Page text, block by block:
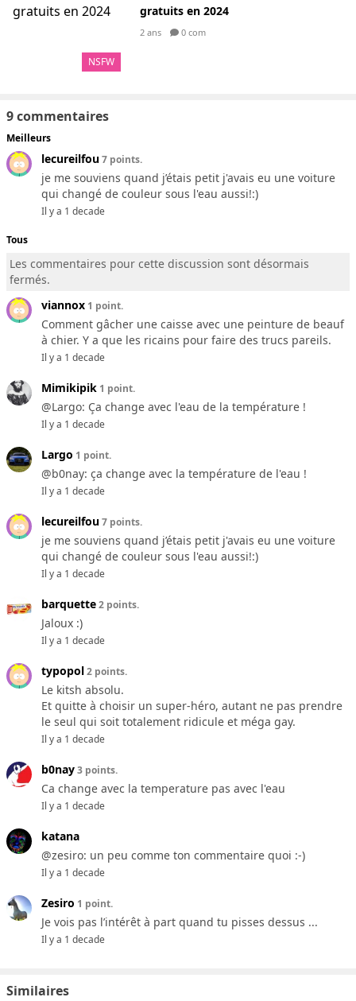
NSFW
gratuits en 2024
2 ans 0 com
9 commentaires
Meilleurs
lecureilfou7 points.
je me souviens quand j’étais petit j'avais eu une voiture
qui changé de couleur sous l'eau aussi!:)
Il y a 1 decade
Tous
Les commentaires pour cette discussion sont désormais
fermés.
viannox 1 point.
Comment gâcher une caisse avec une peinture de beauf
à chier. Y a que les ricains pour faire des trucs pareils.
Il y a 1 decade
Mimikipik 1 point.
@Largo: Ça change avec l'eau de la température !
Il y a 1 decade
Largo 1 point.
@b0nay: ça change avec la température de l'eau !
Il y a 1 decade
lecureilfou7 points.
je me souviens quand j’étais petit j'avais eu une voiture
qui changé de couleur sous l'eau aussi!:)
Il y a 1 decade
barquette2 points.
Jaloux :)
Il y a 1 decade
typopol2 points.
Le kitsh absolu.
Et quitte à choisir un super-héro, autant ne pas prendre
le seul qui soit totalement ridicule et méga gay.
Il y a 1 decade
b0nay3 points.
Ca change avec la temperature pas avec l'eau
Il y a 1 decade
katana
@zesiro: un peu comme ton commentaire quoi :-)
Il y a 1 decade
Zesiro 1 point.
Je vois pas l’intérêt à part quand tu pisses dessus ...
Il y a 1 decade
Similaires